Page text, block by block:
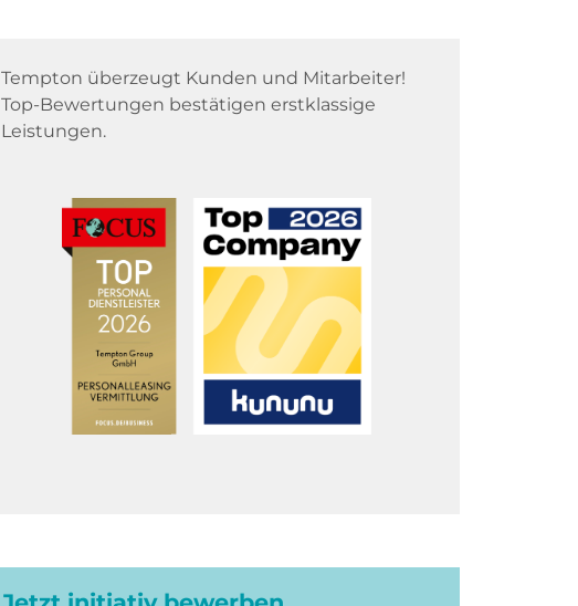
Tempton überzeugt Kunden und Mitarbeiter!
Top-Bewertungen bestätigen erstklassige
Leistungen.